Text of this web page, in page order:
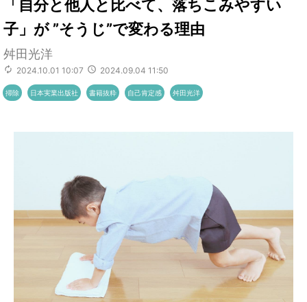
「自分と他人と比べて、落ちこみやすい
子」が ”そうじ”で変わる理由
舛田光洋
2024.10.01 10:07 2024.09.04 11:50
掃除 日本実業出版社 書籍抜粋 自己肯定感 舛田光洋